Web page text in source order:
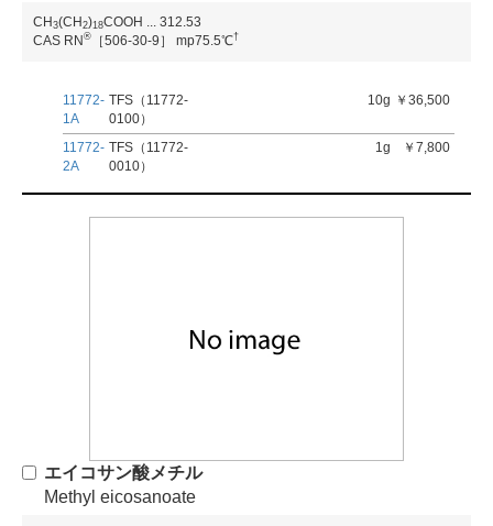
CH3(CH2)1 8COOH
312.53
CAS RN® ［506-30-9］ mp75.5℃†
11772-
1A
TFS（11772-
0100）
10g ￥36,500
11772-
2A
TFS（11772-
0010）
1g ￥7,800
エイコサン酸メチル
Methyl eicosanoate